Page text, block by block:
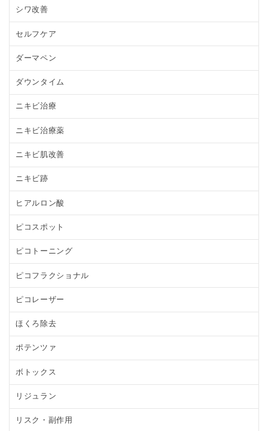
シワ改善
セルフケア
ダーマペン
ダウンタイム
ニキビ治療
ニキビ治療薬
ニキビ肌改善
ニキビ跡
ヒアルロン酸
ピコスポット
ピコトーニング
ピコフラクショナル
ピコレーザー
ほくろ除去
ポテンツァ
ボトックス
リジュラン
リスク・副作用